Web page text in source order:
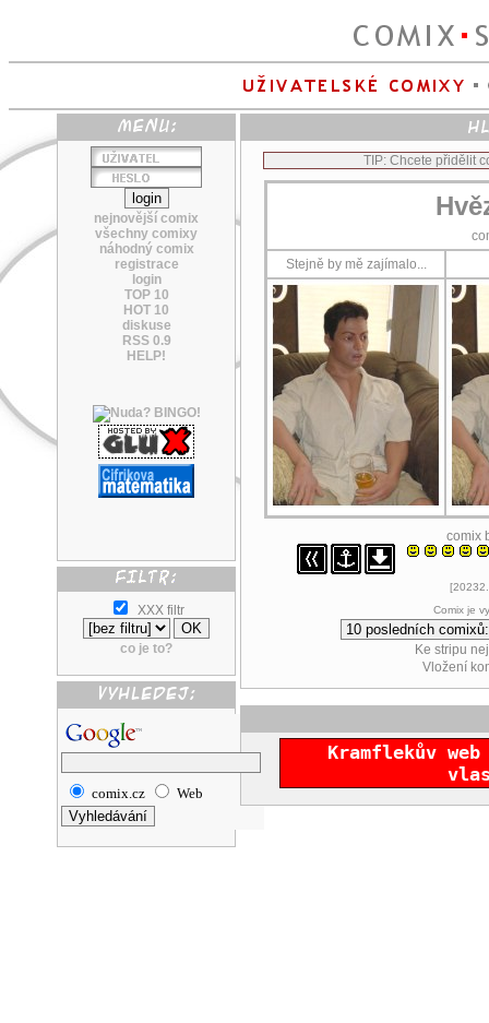
nejnovější comix
všechny comixy
náhodný comix
registrace
login
TOP 10
HOT 10
diskuse
RSS 0.9
HELP!
XXX filtr
co je to?
comix.cz Web
TIP: Chcete přidělit
Stejně by mě zajímalo...
comix
Comix je
Ke stripu
Vložení
Kramflekův